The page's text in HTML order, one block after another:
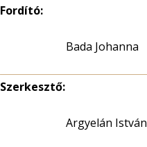
Fordító:
Bada Johanna
Szerkesztő:
Argyelán István